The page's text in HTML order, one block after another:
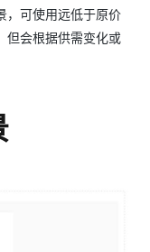
，可使用远低于原价
但会根据供需变化或